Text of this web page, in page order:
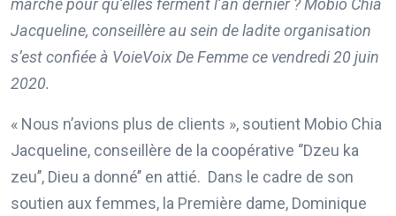
marché pour qu’elles ferment l’an dernier ? Mobio Chia
Jacqueline, conseillère au sein de ladite organisation
s’est confiée à VoieVoix De Femme ce vendredi 20 juin
2020.
« Nous n’avions plus de clients », soutient Mobio Chia
Jacqueline, conseillère de la coopérative ‘’Dzeu ka
zeu’’, Dieu a donné’’ en attié. Dans le cadre de son
soutien aux femmes, la Première dame, Dominique